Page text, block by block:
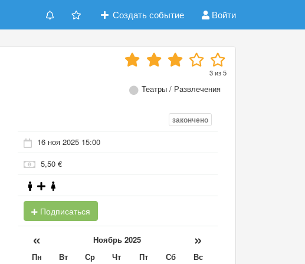
Создать событие Войти
3из5
Театры / Развлечения
закончено
16 ноя 2025 15:00
5,50 €
Подписаться
« Ноябрь 2025 »
Пн Вт Ср Чт Пт Сб
Вс